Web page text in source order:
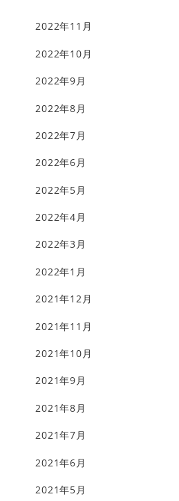
2022年11月
2022年10月
2022年9月
2022年8月
2022年7月
2022年6月
2022年5月
2022年4月
2022年3月
2022年1月
2021年12月
2021年11月
2021年10月
2021年9月
2021年8月
2021年7月
2021年6月
2021年5月